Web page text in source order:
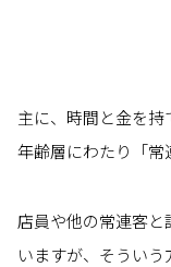
主に、時間と金を
年齢層にわたり「常
店員や他の常連客
いますが、そうい